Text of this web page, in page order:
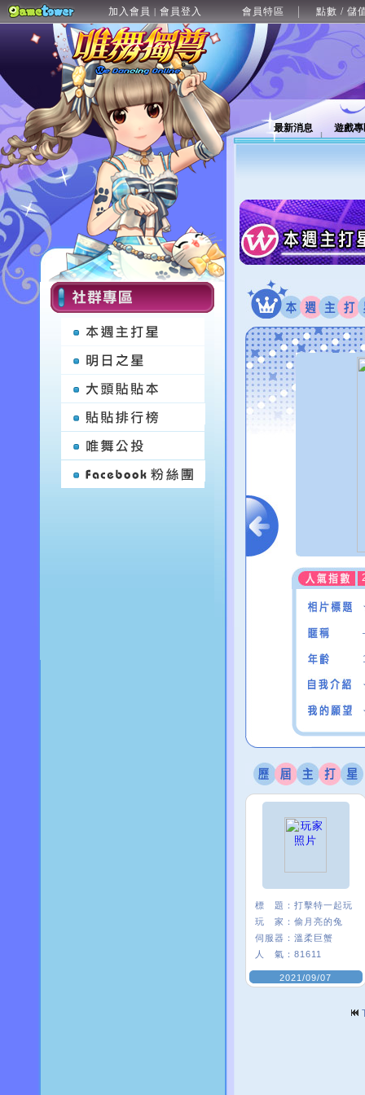
加入會員 | 會員登入 會員特區 點數 / 儲
最新消息 遊戲
標 題： 打擊特一起玩
玩 家： 偷月亮的兔
伺服器： 溫柔巨蟹
人 氣： 81611
2021/09/07